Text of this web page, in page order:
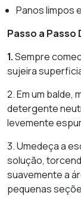
Panos limpos
Passo a Passo
1.Sempre
sujeira
2. Em um balde,
detergente
levemente
3. Umedeça a
solução,
suavemente a
pequenas